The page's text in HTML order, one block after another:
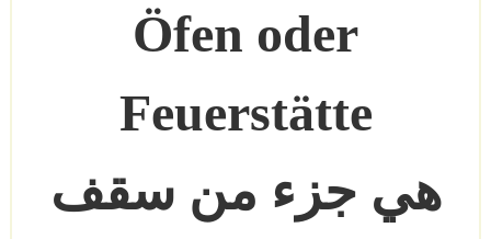
Öfen oder
Feuerstätte
هي جزء من سقف